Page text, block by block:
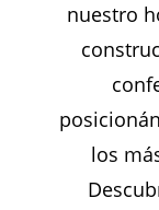
nuestro
los